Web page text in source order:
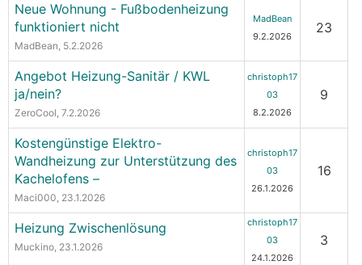
Neue Wohnung - Fußbodenheizung
funktioniert nicht
MadBean, 5.2.2026
MadBean
9.2.2026
23
Angebot Heizung-Sanitär / KWL
ja/nein?
ZeroCool, 7.2.2026
christoph17
03
8.2.2026
9
Kostengünstige Elektro-
Wandheizung zur Unterstützung des
Kachelofens –
Maci000, 23.1.2026
christoph17
03
26.1.2026
16
Heizung Zwischenlösung
Muckino, 23.1.2026
christoph17
03
24.1.2026
3